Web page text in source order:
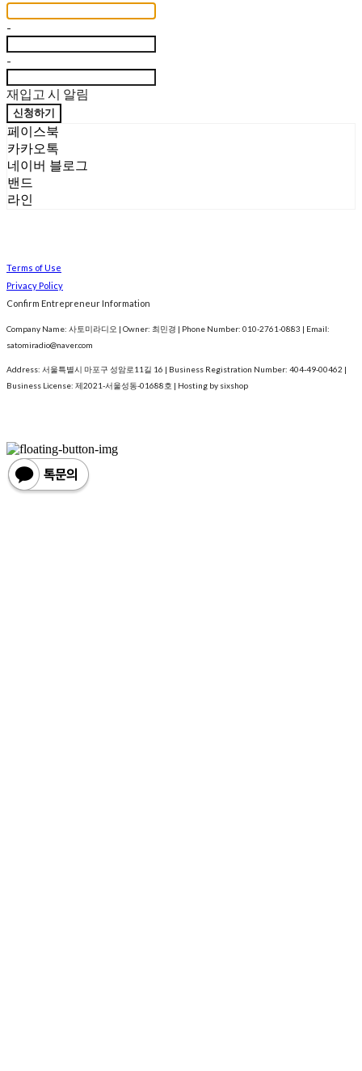
-
-
재입고 시 알림
신청하기
페이스북
카카오톡
네이버 블로그
밴드
라인
Terms of Use
Privacy Policy
Confirm Entrepreneur Information
Company Name: 사토미라디오 | Owner: 최민경 | Phone Number: 010-2761-0883 | Email:
satomiradio@naver.com
Address: 서울특별시 마포구 성암로11길 16 | Business Registration Number: 404-49-00462 |
Business License: 제2021-서울성동-01688호 | Hosting by sixshop